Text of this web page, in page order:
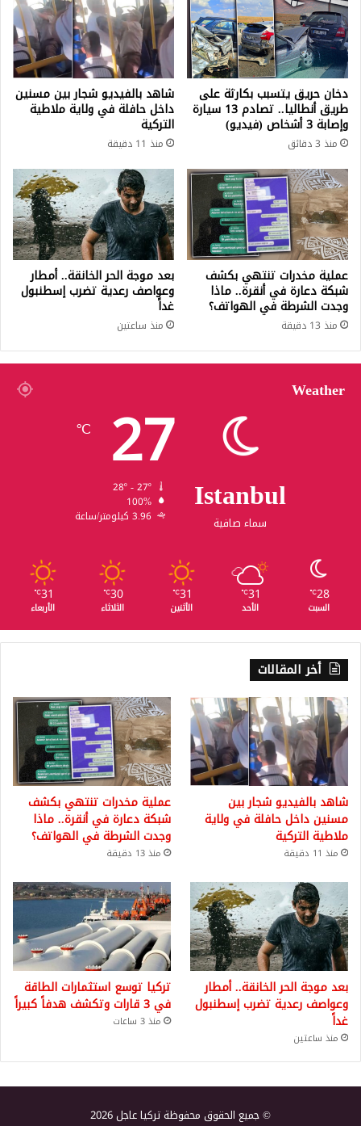
دخان حريق يتسبب بكارثة على
طريق أنطاليا.. تصادم 13 سيارة
وإصابة 3 أشخاص (فيديو)
منذ 3 دقائق
شاهد بالفيديو شجار بين مسنين
داخل حافلة في ولاية ملاطية
التركية
منذ 11 دقيقة
عملية مخدرات تنتهي بكشف
شبكة دعارة في أنقرة.. ماذا
وجدت الشرطة في الهواتف؟
منذ 13 دقيقة
بعد موجة الحر الخانقة.. أمطار
وعواصف رعدية تضرب إسطنبول
غداً
منذ ساعتين
Weather
Istanbul
سماء صافية
27
℃
100%
3.96 كيلومتر/ساعة
28
℃
السبت
31
℃
الأحد
31
℃
الأثنين
30
℃
الثلاثاء
31
℃
الأربعاء
أخر المقالات
شاهد بالفيديو شجار بين
مسنين داخل حافلة في ولاية
ملاطية التركية
منذ 11 دقيقة
عملية مخدرات تنتهي بكشف
شبكة دعارة في أنقرة.. ماذا
وجدت الشرطة في الهواتف؟
منذ 13 دقيقة
بعد موجة الحر الخانقة.. أمطار
وعواصف رعدية تضرب إسطنبول
غداً
منذ ساعتين
تركيا توسع استثمارات الطاقة
في 3 قارات وتكشف هدفاً كبيراً
منذ 3 ساعات
© جميع الحقوق محفوظة تركيا عاجل 2026